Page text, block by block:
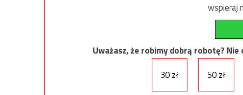
wspieraj
Uważasz, że robimy dobrą robotę?
30 zł
50 zł